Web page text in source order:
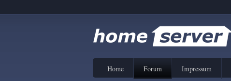
Home Forum Impressum